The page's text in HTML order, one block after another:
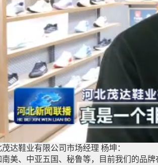
达鞋业有限公司市场经理 杨坤：
南美、中亚五国、秘鲁等，目前我们的品